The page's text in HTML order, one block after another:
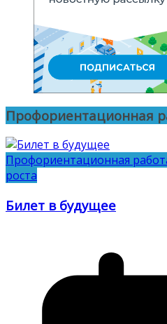
Профориентационная
Профориентационная
роста
Билет в будущее